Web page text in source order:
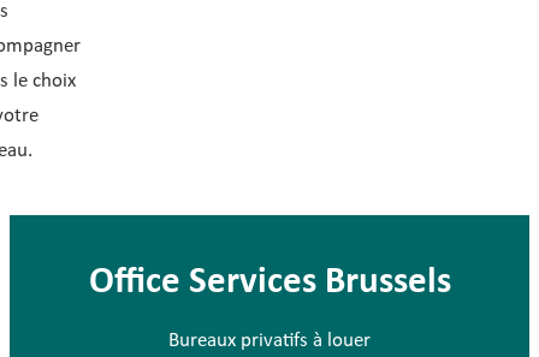
le choix
Office Services Brussels
Bureaux privatifs à louer